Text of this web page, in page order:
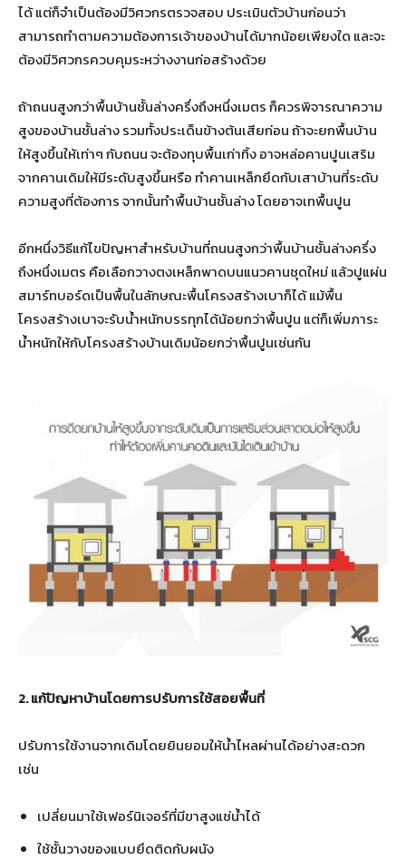
ได้ แต่ก็จำเป็นต้องมีวิศวกรตรวจสอบ ประเมินตัวบ้านก่อนว่า
สามารถทำตามความต้องการเจ้าของบ้านได้มากน้อยเพียงใด และจะ
ต้องมีวิศวกรควบคุมระหว่างงานก่อสร้างด้วย
ถ้าถนนสูงกว่าพื้นบ้านชั้นล่างครึ่งถึงหนึ่งเมตร ก็ควรพิจารณาความ
สูงของบ้านชั้นล่าง รวมทั้งประเด็นข้างต้นเสียก่อน ถ้าจะยกพื้นบ้าน
ให้สูงขึ้นให้เท่าๆ กับถนน จะต้องทุบพื้นเก่าทิ้ง อาจหล่อคานปูนเสริม
จากคานเดิมให้มีระดับสูงขึ้นหรือ ทำคานเหล็กยึดกับเสาบ้านที่ระดับ
ความสูงที่ต้องการ จากนั้นทำพื้นบ้านชั้นล่าง โดยอาจเทพื้นปูน
อีกหนึ่งวิธีแก้ไขปัญหาสำหรับบ้านที่ถนนสูงกว่าพื้นบ้านชั้นล่างครึ่ง
ถึงหนึ่งเมตร คือเลือกวางตงเหล็กพาดบนแนวคานชุดใหม่ แล้วปูแผ่น
สมาร์ทบอร์ดเป็นพื้นในลักษณะพื้นโครงสร้างเบาก็ได้ แม้พื้น
โครงสร้างเบาจะรับน้ำหนักบรรทุกได้น้อยกว่าพื้นปูน แต่ก็เพิ่มภาระ
น้ำหนักให้กับโครงสร้างบ้านเดิมน้อยกว่าพื้นปูนเช่นกัน
2. แก้ปัญหาบ้านโดยการปรับการใช้สอยพื้นที่
ปรับการใช้งานจากเดิมโดยยินยอมให้น้ำไหลผ่านได้อย่างสะดวก
เช่น
เปลี่ยนมาใช้เฟอร์นิเจอร์ที่มีขาสูงแช่น้ำได้
ใช้ชั้นวางของแบบยึดติดกับผนัง